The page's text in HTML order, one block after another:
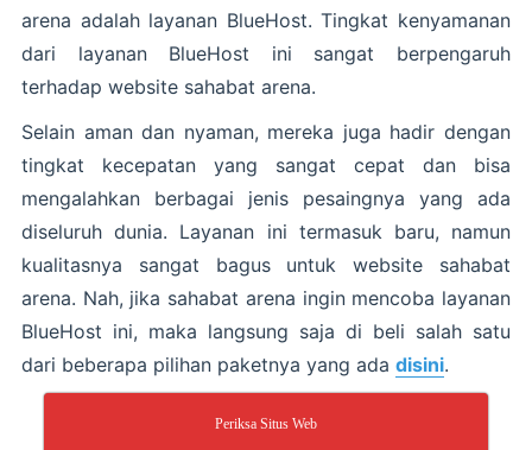
arena adalah layanan BlueHost. Tingkat kenyamanan
dari layanan BlueHost ini sangat berpengaruh
terhadap website sahabat arena.
Selain aman dan nyaman, mereka juga hadir dengan
tingkat kecepatan yang sangat cepat dan bisa
mengalahkan berbagai jenis pesaingnya yang ada
diseluruh dunia. Layanan ini termasuk baru, namun
kualitasnya sangat bagus untuk website sahabat
arena. Nah, jika sahabat arena ingin mencoba layanan
BlueHost ini, maka langsung saja di beli salah satu
dari beberapa pilihan paketnya yang ada disini.
Periksa Situs Web